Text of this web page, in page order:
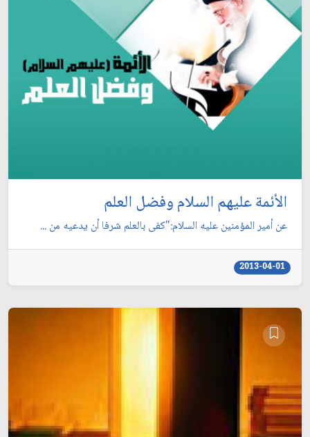
الأئمة عليهم السلام وفضل العلم‏
عن أمير المؤمنين عليه السلام:"كفى بالعلم شرفا أن يدعيه من ...
2013-04-01